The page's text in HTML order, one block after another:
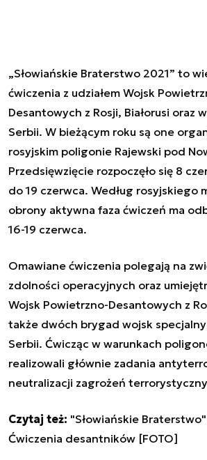
„Słowiańskie Braterstwo 2021” to
ćwiczenia z udziałem Wojsk
Desantowych z Rosji, Białorusi oraz
Serbii. W bieżącym roku są one
rosyjskim poligonie Rajewski pod
Przedsięwzięcie rozpoczęło się 8
do 19 czerwca. Według rosyjskiego
obrony aktywna faza ćwiczeń ma
16-19 czerwca.
Omawiane ćwiczenia polegają na
zdolności operacyjnych oraz
Wojsk Powietrzno-Desantowych z
także dwóch brygad wojsk
Serbii. Ćwicząc w warunkach
realizowali głównie zadania
neutralizacji zagrożeń
Czytaj też: "Słowiańskie Braterstwo"
Ćwiczenia desantników [FOTO]